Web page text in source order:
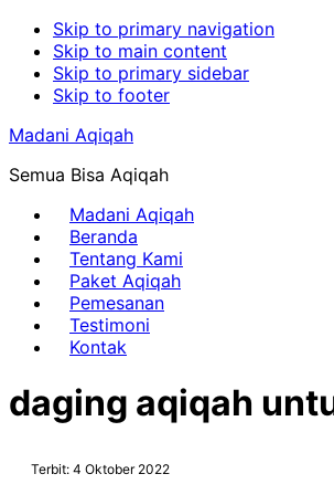
Skip to primary navigation
Skip to main content
Skip to primary sidebar
Skip to footer
Madani Aqiqah
Semua Bisa Aqiqah
Madani Aqiqah
Beranda
Tentang Kami
Paket Aqiqah
Pemesanan
Testimoni
Kontak
daging aqiqah
Terbit: 4 Oktober 2022